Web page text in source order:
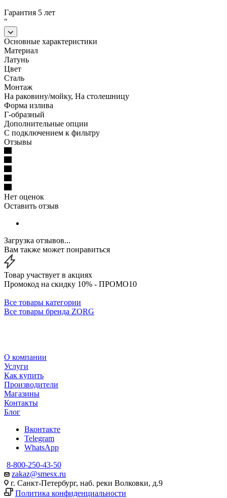
Гарантия 5 лет
"
Основные характеристики
Материал
Латунь
Цвет
Сталь
Монтаж
На раковину/мойку, На столешницу
Форма излива
Г-образный
Дополнительные опции
С подключением к фильтру
Отзывы
Нет оценок
Оставить отзыв
Загрузка отзывов...
Вам также может понравиться
Товар участвует в акциях
Промокод на скидку 10% - ПРОМО10
Все товары категории
Все товары бренда ZORG
О компании
Услуги
Как купить
Производители
Магазины
Контакты
Блог
Вконтакте
Telegram
WhatsApp
8-800-250-43-50
zakaz@smesx.ru
г. Санкт-Петербург, наб. реки Волковки, д.9
Политика конфиденциальности